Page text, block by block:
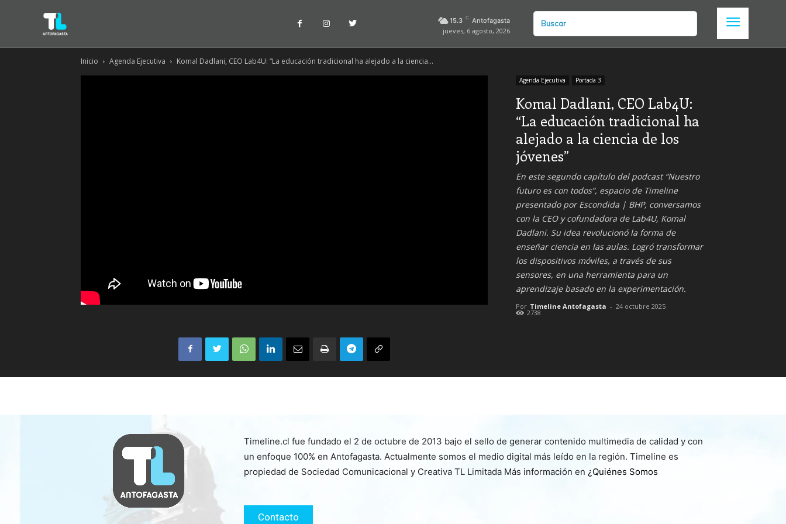
15.3 C Antofagasta
jueves, 6 agosto, 2026
Buscar
Inicio Agenda Ejecutiva Komal Dadlani, CEO Lab4U: “La educación tradicional ha alejado a la ciencia...
Agenda Ejecutiva Portada 3
Komal Dadlani, CEO Lab4U:
“La educación tradicional ha
alejado a la ciencia de los
jóvenes”
En este segundo capítulo del podcast “Nuestro
futuro es con todos”, espacio de Timeline
presentado por Escondida | BHP, conversamos
con la CEO y cofundadora de Lab4U, Komal
Dadlani. Su idea revolucionó la forma de
enseñar ciencia en las aulas. Logró transformar
los dispositivos móviles, a través de sus
sensores, en una herramienta para un
aprendizaje basado en la experimentación.
Por Timeline Antofagasta - 24 octubre 2025
2738
Timeline.cl fue fundado el 2 de octubre de 2013 bajo el sello de generar contenido multimedia de calidad y con
un enfoque 100% en Antofagasta. Actualmente somos el medio digital más leído en la región. Timeline es
propiedad de Sociedad Comunicacional y Creativa TL Limitada Más información en ¿Quiénes Somos
Contacto